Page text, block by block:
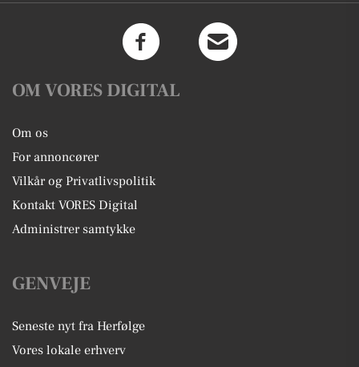
OM VORES DIGITAL
Om os
For annoncører
Vilkår og Privatlivspolitik
Kontakt VORES Digital
Administrer samtykke
GENVEJE
Seneste nyt fra Herfølge
Vores lokale erhverv